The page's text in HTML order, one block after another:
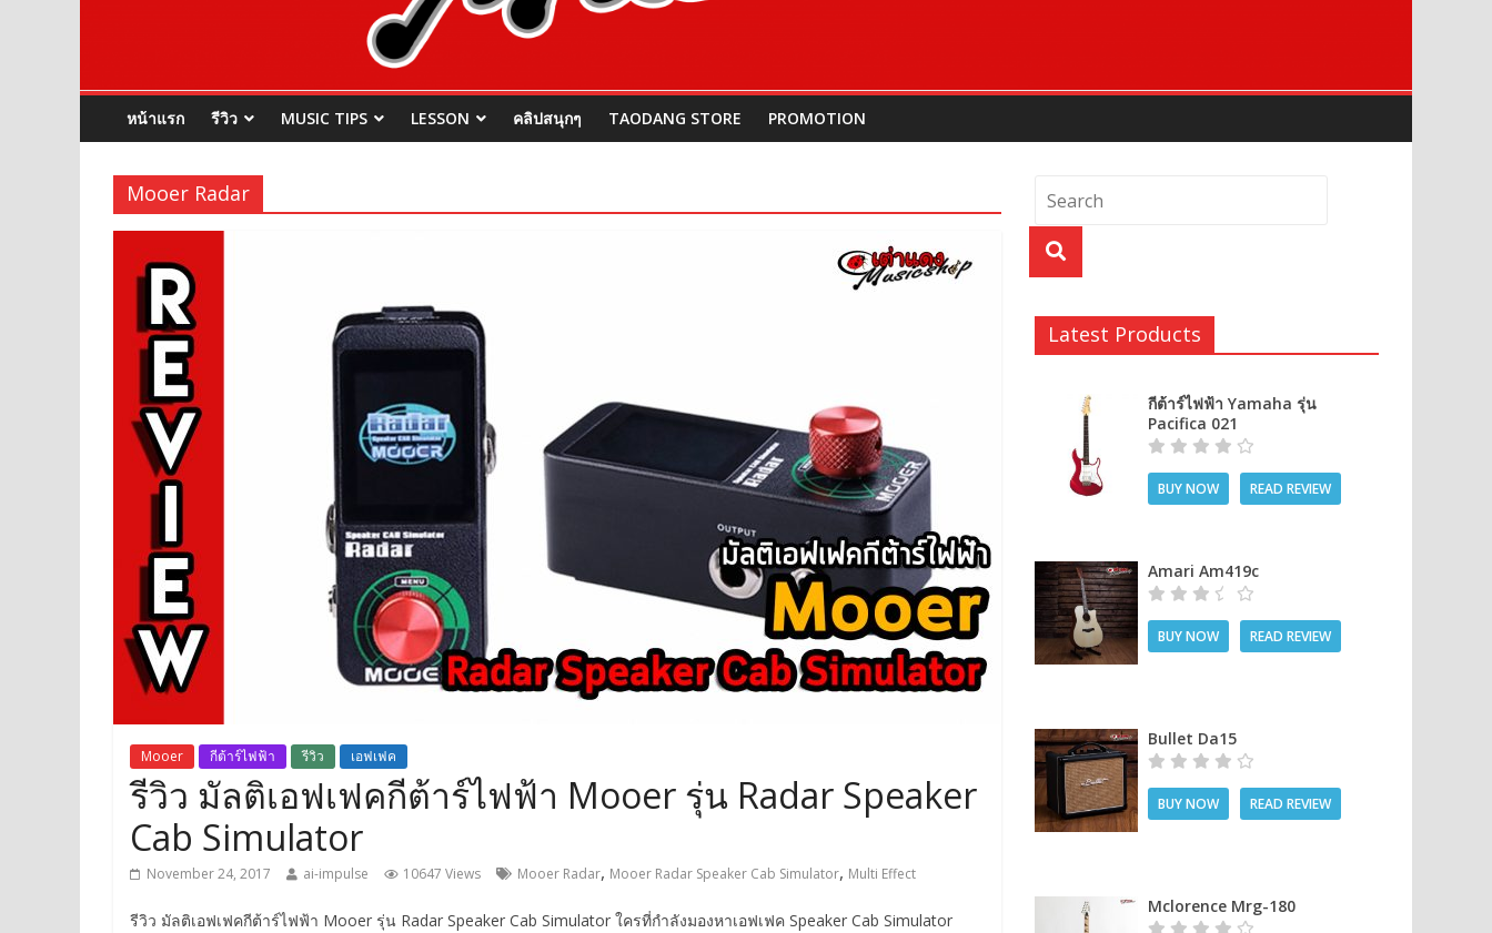
หน้าแรก รีวิว MUSIC TIPS LESSON คลิปสนุกๆ TAODANG STORE PROMOTION
Mooer Radar
Mooer กีต้าร์ไฟฟ้า รีวิว เอฟเฟค
รีวิว มัลติเอฟเฟคกีต้าร์ไฟฟ้า Mooer รุ่น Radar Speaker
Cab Simulator
November 24, 2017 ai-impulse 10647 Views Mooer Radar, Mooer Radar Speaker Cab Simulator, Multi Effect
รีวิว มัลติเอฟเฟคกีต้าร์ไฟฟ้า Mooer รุ่น Radar Speaker Cab Simulator ใครที่กำลังมองหาเอฟเฟค Speaker Cab Simulator
Latest Products
กีต้าร์ไฟฟ้า Yamaha รุ่น
Pacifica 021
BUY NOW READ REVIEW
Amari Am419c
BUY NOW READ REVIEW
Bullet Da15
BUY NOW READ REVIEW
Mclorence Mrg-180